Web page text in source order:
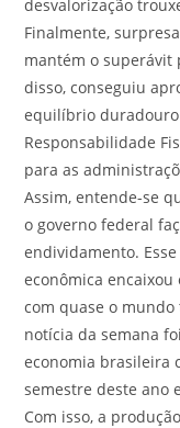
desvalorização
Finalmente,
mantém o superávit
disso, conseguiu
equilíbrio duradouro
Responsabilidade
para as
Assim, entende-se
o governo federal
endividamento.
econômica
com quase o
notícia da semana
economia brasileira
semestre deste ano
Com isso, a